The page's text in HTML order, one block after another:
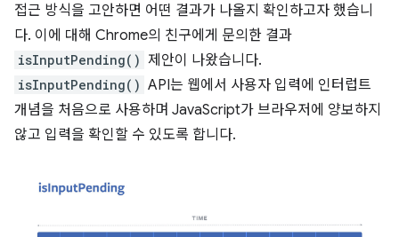
접근 방식을 고안하면 어떤 결과가 나올지 확인하고자 했습니
다. 이에 대해 Chrome의 친구에게 문의한 결과
isInputPending() 제안이 나왔습니다.
isInputPending() API는 웹에서 사용자 입력에 인터럽트
개념을 처음으로 사용하며 JavaScript가 브라우저에 양보하지
않고 입력을 확인할 수 있도록 합니다.